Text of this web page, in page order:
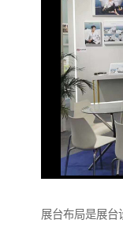
展台布局是展台